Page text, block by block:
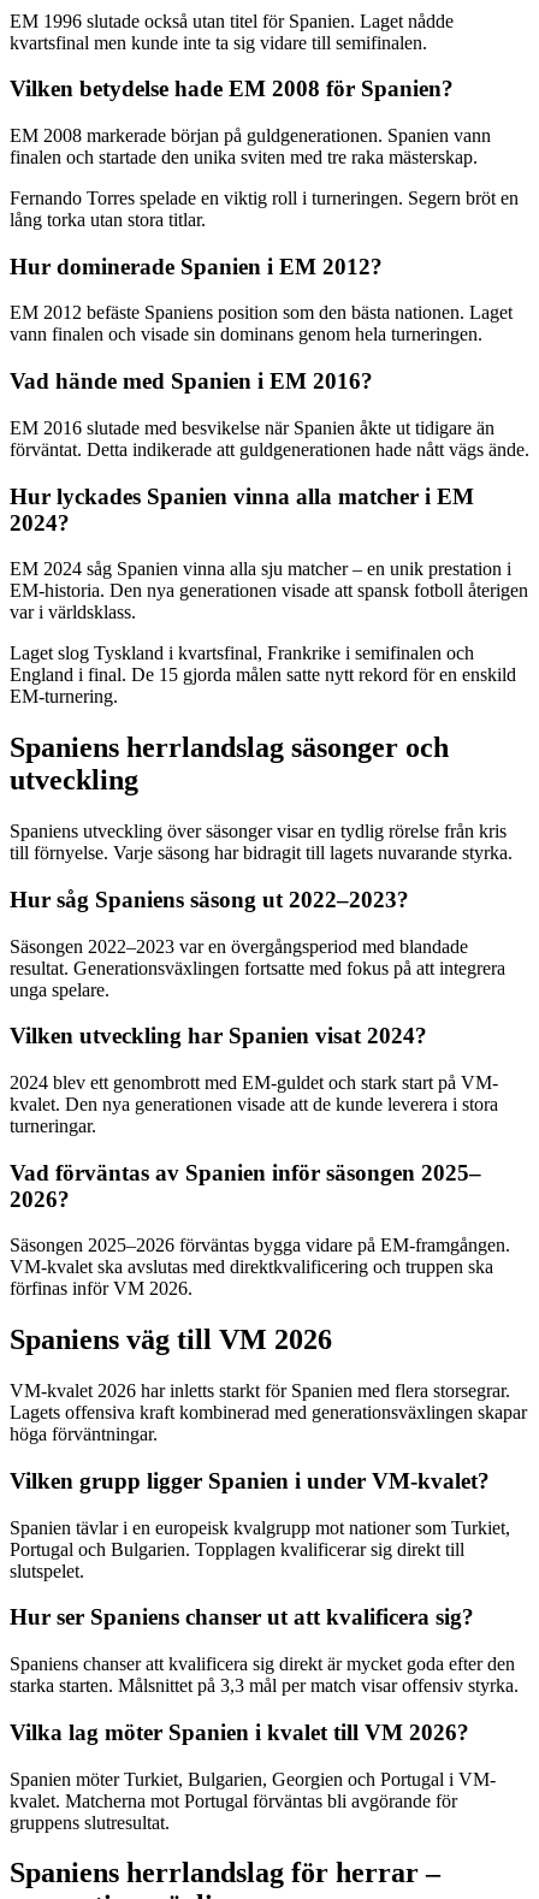
EM 1996 slutade också utan titel för Spanien. Laget nådde
kvartsfinal men kunde inte ta sig vidare till semifinalen.
Vilken betydelse hade EM 2008 för Spanien?
EM 2008 markerade början på guldgenerationen. Spanien vann
finalen och startade den unika sviten med tre raka mästerskap.
Fernando Torres spelade en viktig roll i turneringen. Segern bröt en
lång torka utan stora titlar.
Hur dominerade Spanien i EM 2012?
EM 2012 befäste Spaniens position som den bästa nationen. Laget
vann finalen och visade sin dominans genom hela turneringen.
Vad hände med Spanien i EM 2016?
EM 2016 slutade med besvikelse när Spanien åkte ut tidigare än
förväntat. Detta indikerade att guldgenerationen hade nått vägs ände.
Hur lyckades Spanien vinna alla matcher i EM
2024?
EM 2024 såg Spanien vinna alla sju matcher – en unik prestation i
EM-historia. Den nya generationen visade att spansk fotboll återigen
var i världsklass.
Laget slog Tyskland i kvartsfinal, Frankrike i semifinalen och
England i final. De 15 gjorda målen satte nytt rekord för en enskild
EM-turnering.
Spaniens herrlandslag säsonger och
utveckling
Spaniens utveckling över säsonger visar en tydlig rörelse från kris
till förnyelse. Varje säsong har bidragit till lagets nuvarande styrka.
Hur såg Spaniens säsong ut 2022–2023?
Säsongen 2022–2023 var en övergångsperiod med blandade
resultat. Generationsväxlingen fortsatte med fokus på att integrera
unga spelare.
Vilken utveckling har Spanien visat 2024?
2024 blev ett genombrott med EM-guldet och stark start på VM-
kvalet. Den nya generationen visade att de kunde leverera i stora
turneringar.
Vad förväntas av Spanien inför säsongen 2025–
2026?
Säsongen 2025–2026 förväntas bygga vidare på EM-framgången.
VM-kvalet ska avslutas med direktkvalificering och truppen ska
förfinas inför VM 2026.
Spaniens väg till VM 2026
VM-kvalet 2026 har inletts starkt för Spanien med flera storsegrar.
Lagets offensiva kraft kombinerad med generationsväxlingen skapar
höga förväntningar.
Vilken grupp ligger Spanien i under VM-kvalet?
Spanien tävlar i en europeisk kvalgrupp mot nationer som Turkiet,
Portugal och Bulgarien. Topplagen kvalificerar sig direkt till
slutspelet.
Hur ser Spaniens chanser ut att kvalificera sig?
Spaniens chanser att kvalificera sig direkt är mycket goda efter den
starka starten. Målsnittet på 3,3 mål per match visar offensiv styrka.
Vilka lag möter Spanien i kvalet till VM 2026?
Spanien möter Turkiet, Bulgarien, Georgien och Portugal i VM-
kvalet. Matcherna mot Portugal förväntas bli avgörande för
gruppens slutresultat.
Spaniens herrlandslag för herrar –